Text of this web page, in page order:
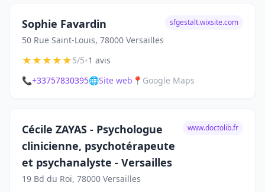
Sophie Favardin
50 Rue Saint-Louis, 78000 Versailles
sfgestalt.wixsite.com
★★★★★5/5•1 avis
📞+33757830395🌐Site web 📍 Google Maps
Cécile ZAYAS - Psychologue
clinicienne, psychotérapeute
et psychanalyste - Versailles
19 Bd du Roi, 78000 Versailles
www.doctolib.fr